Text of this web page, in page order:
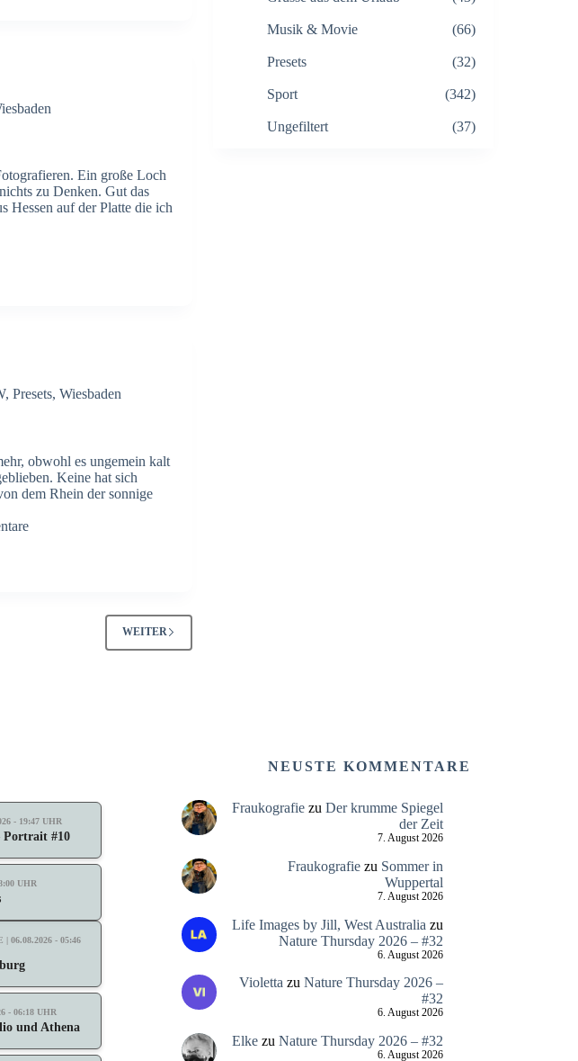
Ein große Loch
zu Denken. Gut das
Hessen auf der Platte die ich
,Presets,Wiesbaden
obwohl es ungemein kalt
Keine hat sich
dem Rhein der sonnige
WEITER
Musik & Movie (66)
Presets (32)
Sport (342)
Ungefiltert (37)
- 19:47 UHR
Portrait #10
UHR
06.08.2026 - 05:46
- 06:18 UHR
und Athena
NEUSTE KOMMENTARE
Fraukografiezu Der krumme Spiegel
der Zeit
7. August 2026
Fraukografiezu Sommer in
Wuppertal
7. August 2026
Life Images by Jill, West Australia zu
Nature Thursday 2026 – #32
6. August 2026
Violetta zu Nature Thursday 2026 –
#32
6. August 2026
Elkezu Nature Thursday 2026 – #32
6. August 2026